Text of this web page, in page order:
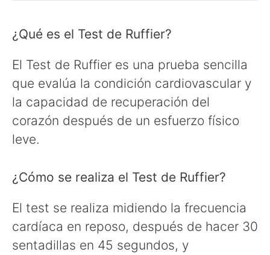
¿Qué es el Test de Ruffier?
El Test de Ruffier es una prueba sencilla
que evalúa la condición cardiovascular y
la capacidad de recuperación del
corazón después de un esfuerzo físico
leve.
¿Cómo se realiza el Test de Ruffier?
El test se realiza midiendo la frecuencia
cardíaca en reposo, después de hacer 30
sentadillas en 45 segundos, y